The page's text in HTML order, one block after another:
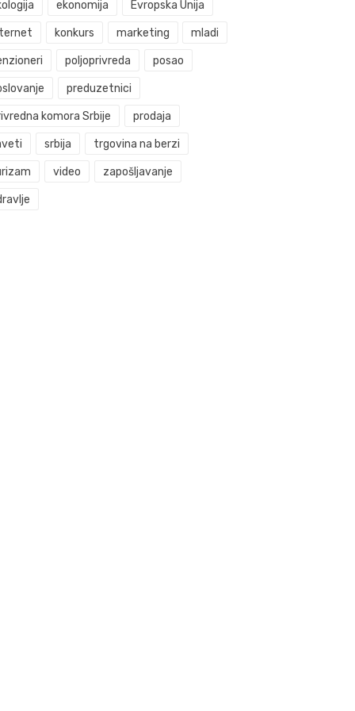
ekonomija Evropska Unija
konkurs marketing mladi
poljoprivreda posao
preduzetnici
komora Srbije prodaja
srbija trgovina na berzi
video zapošljavanje